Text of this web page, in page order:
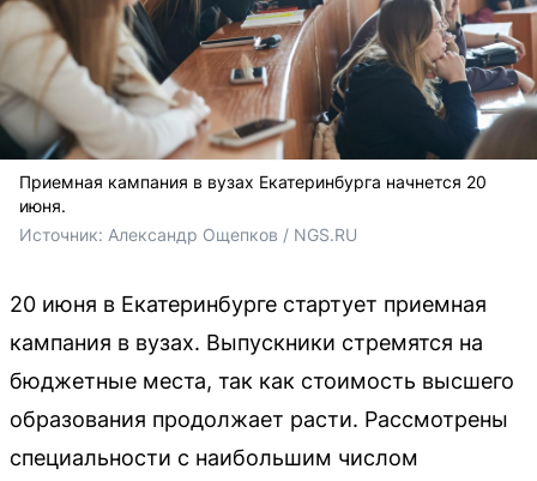
Приемная кампания в вузах Екатеринбурга начнется 20
июня.
Источник: Александр Ощепков / NGS.RU
20 июня в Екатеринбурге стартует приемная
кампания в вузах. Выпускники стремятся на
бюджетные места, так как стоимость высшего
образования продолжает расти. Рассмотрены
специальности с наибольшим числом